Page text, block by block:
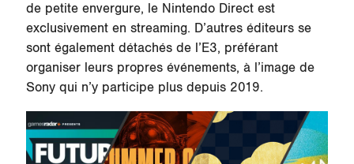
de petite envergure, le Nintendo Direct est
exclusivement en streaming. D’autres éditeurs se
sont également détachés de l’E3, préférant
organiser leurs propres événements, à l’image de
Sony qui n’y participe plus depuis 2019.